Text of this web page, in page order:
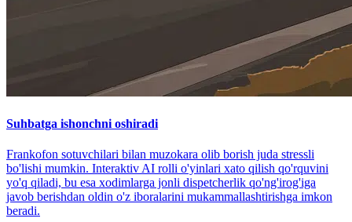
Suhbatga ishonchni oshiradi
Frankofon sotuvchilari bilan muzokara olib borish juda stressli
bo'lishi mumkin. Interaktiv AI rolli o'yinlari xato qilish qo'rquvini
yo'q qiladi, bu esa xodimlarga jonli dispetcherlik qo'ng'irog'iga
javob berishdan oldin o'z iboralarini mukammallashtirishga imkon
beradi.